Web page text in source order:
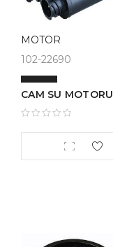
MOTOR
102-22690
CAM SU MOTORU